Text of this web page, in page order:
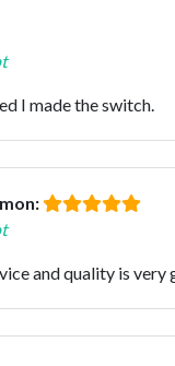
I made the switch.
and quality is very